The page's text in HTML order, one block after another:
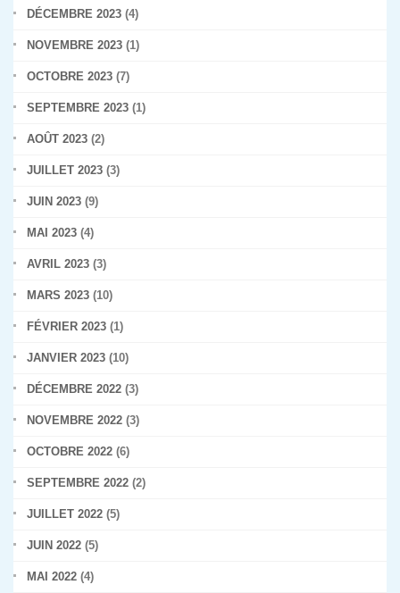
DÉCEMBRE 2023 (4)
NOVEMBRE 2023 (1)
OCTOBRE 2023 (7)
SEPTEMBRE 2023 (1)
AOÛT 2023 (2)
JUILLET 2023 (3)
JUIN 2023 (9)
MAI 2023 (4)
AVRIL 2023 (3)
MARS 2023 (10)
FÉVRIER 2023 (1)
JANVIER 2023 (10)
DÉCEMBRE 2022 (3)
NOVEMBRE 2022 (3)
OCTOBRE 2022 (6)
SEPTEMBRE 2022 (2)
JUILLET 2022 (5)
JUIN 2022 (5)
MAI 2022 (4)